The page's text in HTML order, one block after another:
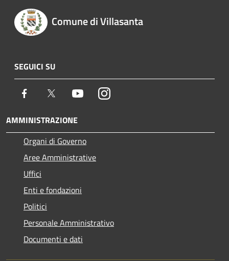
Comune di Villasanta
SEGUICI SU
Facebook Twitter YoutubeInstagram
AMMINISTRAZIONE
Organi di Governo
Aree Amministrative
Uffici
Enti e fondazioni
Politici
Personale Amministrativo
Documenti e dati